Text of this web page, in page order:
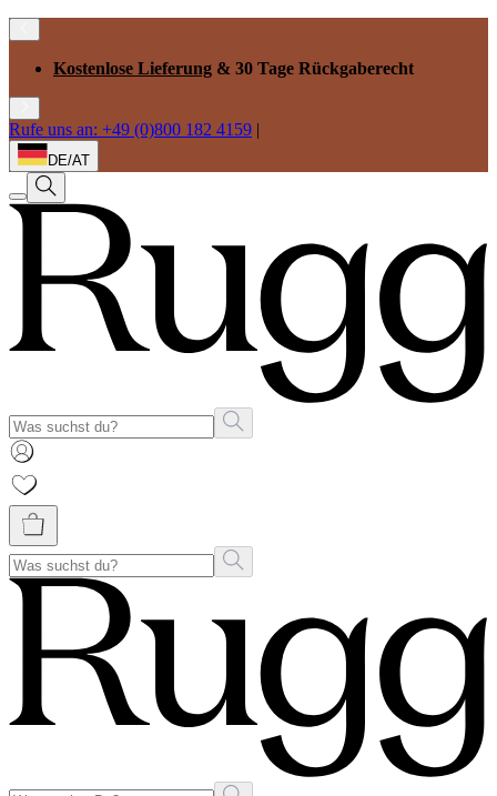
Kostenlose Lieferung & 30 Tage Rückgaberecht
Rufe uns an: +49 (0)800 182 4159 |
DE/AT